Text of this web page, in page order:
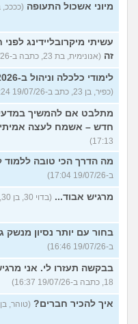
מיוני אשכול התעופה (ככככ, בן 18, כתב ב-20/07/
עשיתי מיקרובליידינג
זה (אנונימית, בת 23, כתבה ב-19/07/26 17:35)
לימודי כלכלה וניהול ב-2026 האם יהיה לי עתיד בזה?
(כפיר, בן 23, כתב ב-19/07/26 17:24)
מתלבט אם להמשיך
חדש – אשמח לעצה
17:13)
מה הדרך הכי טובה ללמוד
ב-19/07/26 17:04)
מרגיש אבוד... (בדוי 30, בן 30, כתב ב-19/07/26 16:55)
בחור עם יותר נסיון מנשק
ב-19/07/26 16:46)
בבקשה תעזרו לי. אני
18, כתבה ב-19/07/26 16:37)
איך להכיר חברים? (טוהר, בן 16, כתב ב-19/07/26 16:26)